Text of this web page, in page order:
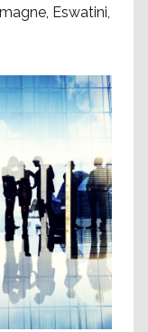
Eswatini,